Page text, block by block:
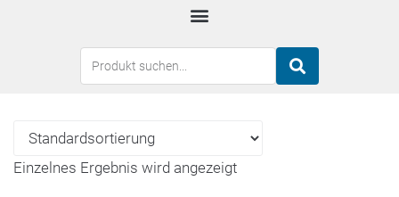
Einzelnes Ergebnis wird angezeigt